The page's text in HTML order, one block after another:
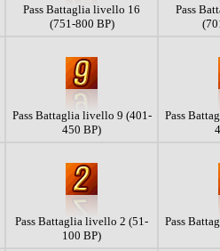
Pass Battaglia livello 16
(751-800 BP)
Pass
Pass Battaglia livello 9 (401-
450 BP)
Pass
Pass Battaglia livello 2 (51-
100 BP)
Pass